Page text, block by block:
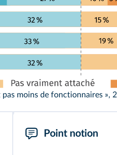
pas moins de fonctionnaires »,
Point notion